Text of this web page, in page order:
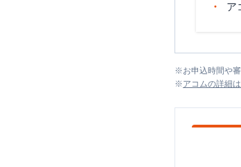
ア
※お申込時間や
※アコムの詳細